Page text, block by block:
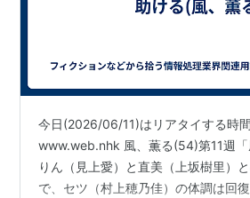
今日(2026/06/11)はリアタイする時間
www.web.nhk 風、薫る(54)第11週「
りん（見上愛）と直美（上坂樹里）
で、セツ（村上穂乃佳）の体調は回